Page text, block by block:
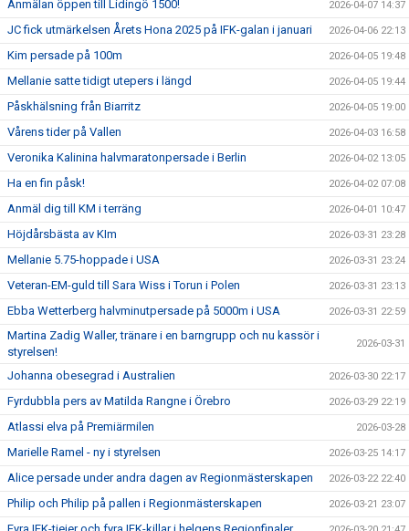
Anmälan öppen till Lidingö 1500! 2026-04-07 14:37
JC fick utmärkelsen Årets Hona 2025 på IFK-galan i januari 2026-04-06 22:13
Kim persade på 100m 2026-04-05 19:48
Mellanie satte tidigt utepers i längd 2026-04-05 19:44
Påskhälsning från Biarritz 2026-04-05 19:00
Vårens tider på Vallen 2026-04-03 16:58
Veronika Kalinina halvmaratonpersade i Berlin 2026-04-02 13:05
Ha en fin påsk! 2026-04-02 07:08
Anmäl dig till KM i terräng 2026-04-01 10:47
Höjdårsbästa av KIm 2026-03-31 23:28
Mellanie 5.75-hoppade i USA 2026-03-31 23:24
Veteran-EM-guld till Sara Wiss i Torun i Polen 2026-03-31 23:13
Ebba Wetterberg halvminutpersade på 5000m i USA 2026-03-31 22:59
Martina Zadig Waller, tränare i en barngrupp och nu kassör i
styrelsen!
2026-03-31
Johanna obesegrad i Australien 2026-03-30 22:17
Fyrdubbla pers av Matilda Rangne i Örebro 2026-03-29 22:19
Atlassi elva på Premiärmilen 2026-03-28
Marielle Ramel - ny i styrelsen 2026-03-25 14:17
Alice persade under andra dagen av Regionmästerskapen 2026-03-22 22:40
Philip och Philip på pallen i Regionmästerskapen 2026-03-21 23:07